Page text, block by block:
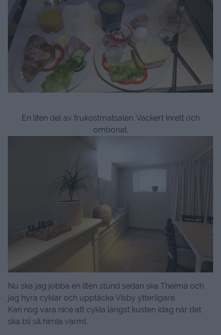
En liten del av frukostmatsalen. Vackert inrett och
ombonat.
Nu ska jag jobba en liten stund sedan ska Thelma och
jag hyra cyklar och upptäcka Visby ytterligare.
Kan nog vara nice att cykla längst kusten idag när det
ska bli så himla varmt.